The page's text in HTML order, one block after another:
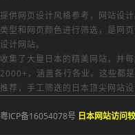
提供网页设计风格参考， 网站设
类型和网页颜色进行筛选，是网
设计网站。
收集了大量日本的精美网站，并
2000+，涵盖各行各业。这些都
推荐，手工筛选的日本顶尖网站设
粤ICP备16054078号 日本网站访问